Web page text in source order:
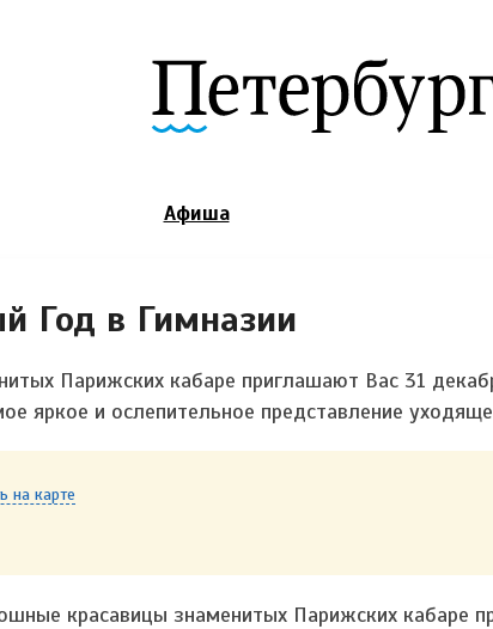
Афиша
Год в Гимназии
Парижских кабаре приглашают Вас 31
яркое и ослепительное представление
на карте
красавицы знаменитых Парижских кабаре